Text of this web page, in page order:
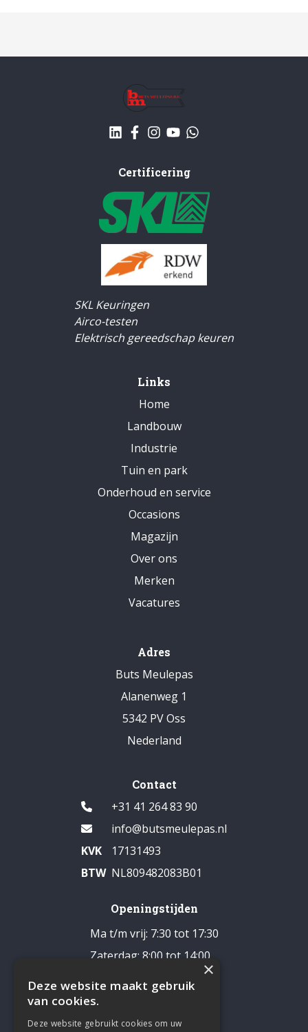
Certificering
SKL Keuringen
Airco-testen
Elektrisch gereedschap keuren
Links
Home
Landbouw
Industrie
Tuin en park
Onderhoud en service
Occasions
Magazijn
Over ons
Merken
Vacatures
Adres
Buts Meulepas
Alanenweg 1
5342 PV Oss
Nederland
Contact
+31 41 264 83 90
info@butsmeulepas.nl
KVK
17131493
BTW NL809482083B01
Openingstijden
Ma t/m vrij: 7:30 tot 17:30
Zaterdag: 8:00 tot 14:00
Zondag: gesloten
×
Deze website maakt gebruik
van cookies.
Deze website gebruikt cookies om uw